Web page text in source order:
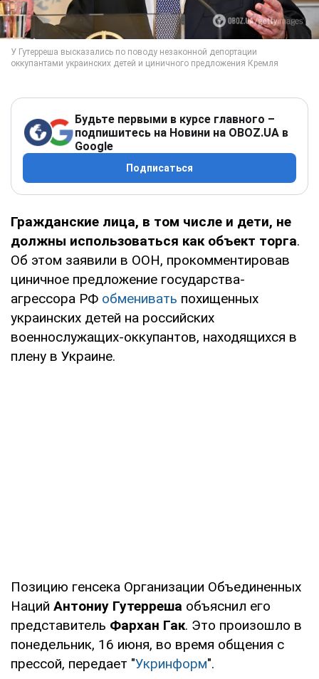
Будьте первыми в курсе главного –
подпишитесь на Новини на OBOZ.UA в
Google
Подписаться
Гражданские лица, в том числе и дети, не
должны использоваться как объект торга.
Об этом заявили в ООН, прокомментировав
циничное предложение государства-
агрессора РФ обменивать похищенных
украинских детей на российских
военнослужащих-оккупантов, находящихся в
плену в Украине.
Позицию генсека Организации Объединенных
Наций Антониу Гутерреша объяснил его
представитель Фархан Гак. Это произошло в
понедельник, 16 июня, во время общения с
прессой, передает "Укринформ".